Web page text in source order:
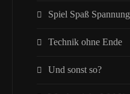
Spiel Spaß Spannung
Technik ohne Ende
Und sonst so?